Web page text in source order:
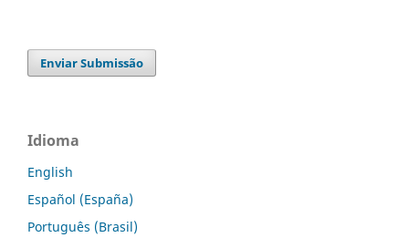
Enviar Submissão
Idioma
English
Español (España)
Português (Brasil)